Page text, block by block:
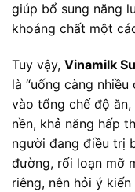
giúp bổ sung năng
khoáng chất một
Tuy vậy, Vinamilk
là “uống càng
vào tổng chế độ
nền, khả năng hấp
người đang điều trị
đường, rối loạn mỡ
riêng, nên hỏi ý